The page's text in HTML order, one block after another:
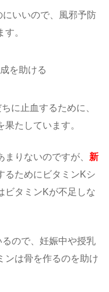
にいいので、風邪予防
。
を助ける
に止血するために、
たしています。
りないのですが、 新
るためにビタミンKシ
ビタミンKが不足しな
ので、妊娠中や授乳
ンは骨を作るのを助け